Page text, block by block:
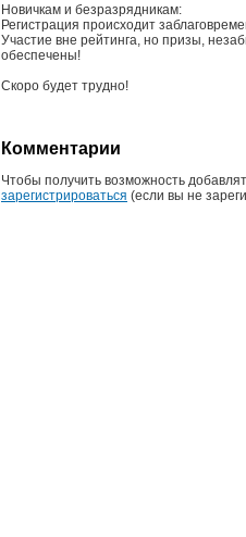
Новичкам и безразрядникам:
Регистрация происходит
Участие вне рейтинга, но призы,
обеспечены!
Скоро будет трудно!
Комментарии
Чтобы получить возможность
зарегистрироваться (если вы не